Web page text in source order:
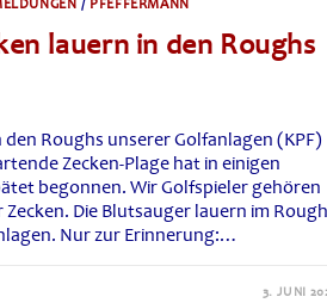
/ PFEFFERMANN
lauern in den Roughs
Roughs unserer Golfanlagen (KPF)
Zecken-Plage hat in einigen
begonnen. Wir Golfspieler gehören
Die Blutsauger lauern im
Nur zur Erinnerung:…
3. JUNI